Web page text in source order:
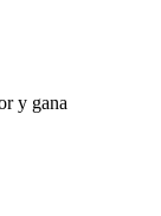
y gana